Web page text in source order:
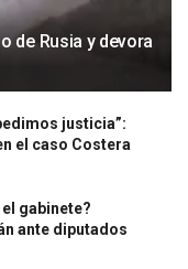
de Rusia y devora
justicia”:
el caso Costera
gabinete?
ante diputados